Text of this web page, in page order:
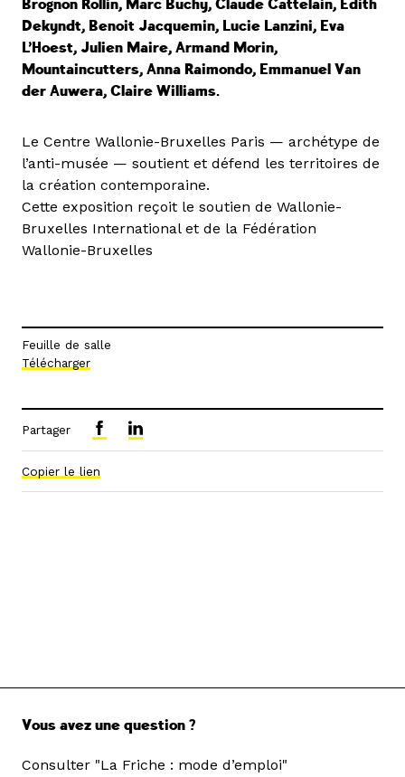
Brognon Rollin, Marc Buchy, Claude Cattelain, Edith
Dekyndt, Benoit Jacquemin, Lucie Lanzini, Eva
L’Hoest, Julien Maire, Armand Morin,
Mountaincutters, Anna Raimondo, Emmanuel Van
der Auwera, Claire Williams.
Le Centre Wallonie-Bruxelles Paris — archétype de
l’anti-musée — soutient et défend les territoires de
la création contemporaine.
Cette exposition reçoit le soutien de Wallonie-
Bruxelles International et de la Fédération
Wallonie-Bruxelles
Feuille de salle
Télécharger
Partager
Copier le lien
Vous avez une question ?
Consulter "La Friche : mode d’emploi"